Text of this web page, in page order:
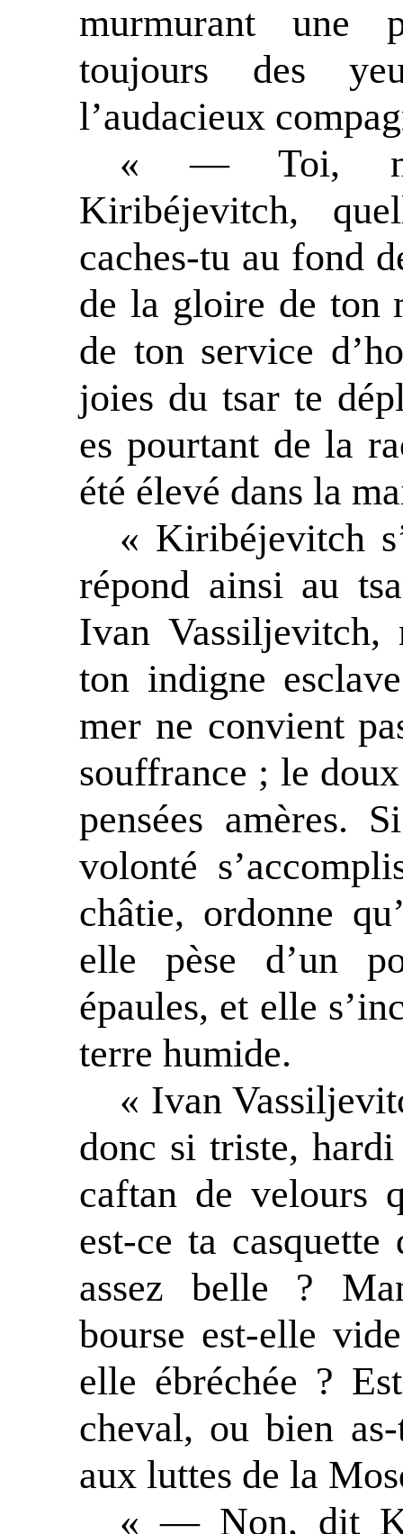
murmurant une
toujours des
l’audacieux
« — Toi,
Kiribéjevitch,
caches-tu au fond
de la gloire de ton
de ton service
joies du tsar te
es pourtant de la
été élevé dans la
« Kiribéjevitch
répond ainsi au
Ivan
ton indigne
mer ne convient
souffrance ; le
pensées amères.
volonté
châtie, ordonne
elle pèse d’un
épaules, et elle
terre humide.
« Ivan
donc si triste,
caftan de velours
est-ce ta
assez belle ?
bourse est-elle
elle ébréchée ?
cheval, ou bien
aux luttes de la
« — Non, dit